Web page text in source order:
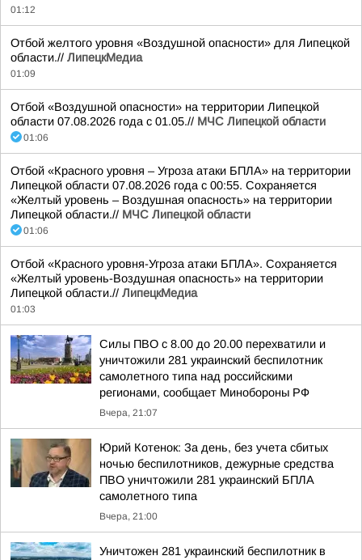
01:12
Отбой желтого уровня «Воздушной опасности» для Липецкой
области.// ЛипецкМедиа
01:09
Отбой «Воздушной опасности» на территории Липецкой
области 07.08.2026 года с 01.05.// МЧС Липецкой области
01:06
Отбой «Красного уровня – Угроза атаки БПЛА» на территории
Липецкой области 07.08.2026 года с 00:55. Сохраняется
«Желтый уровень – Воздушная опасность» на территории
Липецкой области.// МЧС Липецкой области
01:06
Отбой «Красного уровня-Угроза атаки БПЛА». Сохраняется
«Желтый уровень-Воздушная опасность» на территории
Липецкой области.// ЛипецкМедиа
01:03
Силы ПВО с 8.00 до 20.00 перехватили и
уничтожили 281 украинский беспилотник
самолетного типа над российскими
регионами, сообщает Минобороны РФ
Вчера, 21:07
Юрий Котенок: За день, без учета сбитых
ночью беспилотников, дежурные средства
ПВО уничтожили 281 украинский БПЛА
самолетного типа
Вчера, 21:00
Уничтожен 281 украинский беспилотник в